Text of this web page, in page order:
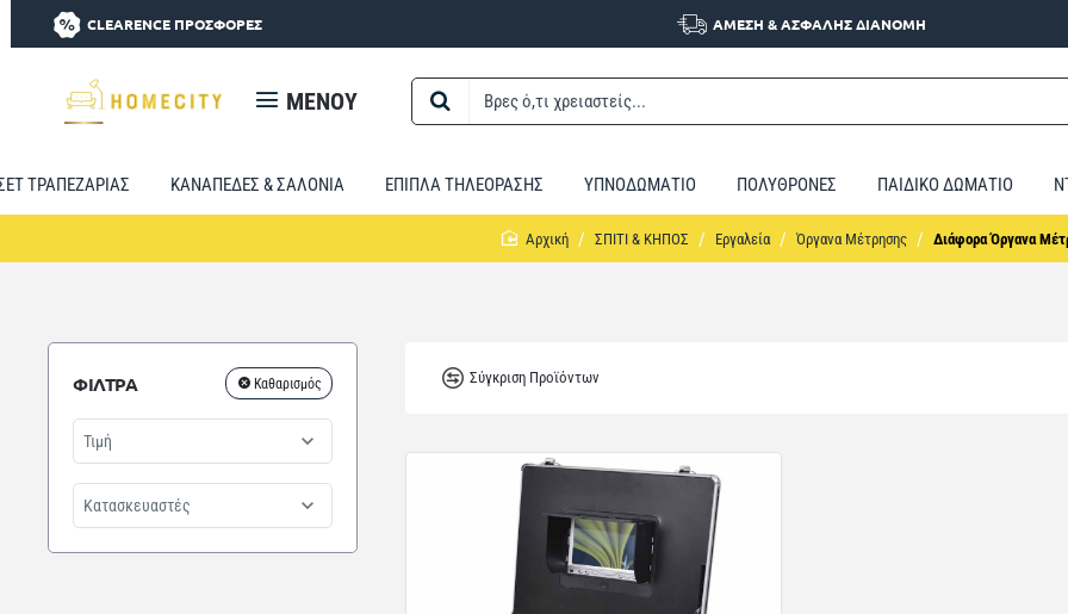
CLEARENCE ΠΡΟΣΦΟΡΕΣ ΑΜΕΣΗ & ΑΣΦΑΛΗΣ ΔΙΑΝΟΜΗ
MENOY
Βρες
χρειαστείς...
ΤΡΑΠΕΖΑΡΙΑΣ ΚΑΝΑΠΕΔΕΣ & ΣΑΛΟΝΙΑ ΕΠΙΠΛΑ ΤΗΛΕΟΡΑΣΗΣ ΥΠΝΟΔΩΜΑΤΙΟ ΠΟΛΥΘΡΟΝΕΣ ΠΑΙΔΙΚΟ ΔΩΜΑΤΙΟ
homeΣΠΙΤΙ & ΚΗΠΟΣ Εργαλεία Όργανα Μέτρησης Διάφορα Όργανα
ΦΙΛΤΡΑ Καθαρισμός
Τιμή
Κατασκευαστές
Σύγκριση Προϊόντων